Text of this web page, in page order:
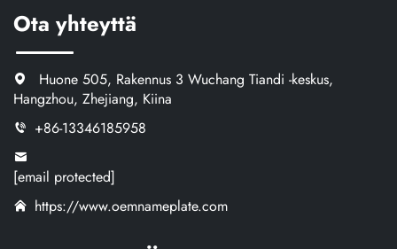
Ota yhteyttä
Huone 505, Rakennus 3 Wuchang Tiandi -keskus,
Hangzhou, Zhejiang, Kiina
+86-13346185958
[email protected]
https://www.oemnameplate.com